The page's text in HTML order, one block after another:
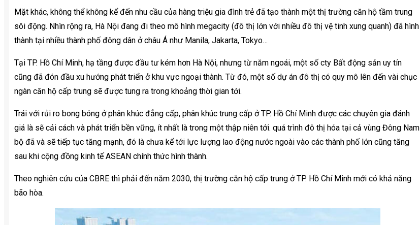
Mặt khác, không thể không kể đến nhu cầu của hàng triệu gia đình trẻ đã tạo thành một thị trường căn hộ tầm trung
sôi động. Nhìn rộng ra, Hà Nội đang đi theo mô hình megacity (đô thị lớn với nhiều đô thị vệ tinh xung quanh) đã hình
thành tại nhiều thành phố đông dân ở châu Á như Manila, Jakarta, Tokyo…
Tại TP. Hồ Chí Minh, hạ tầng được đầu tư kém hơn Hà Nội, nhưng từ năm ngoái, một số cty Bất động sản uy tín
cũng đã đón đầu xu hướng phát triển ở khu vực ngoại thành. Từ đó, một số dự án đô thị có quy mô lên đến vài chục
ngàn căn hộ cấp trung sẽ được tung ra trong khoảng thời gian tới.
Trái với rủi ro bong bóng ở phân khúc đẳng cấp, phân khúc trung cấp ở TP. Hồ Chí Minh được các chuyên gia đánh
giá là sẽ cải cách và phát triển bền vững, ít nhất là trong một thập niên tới. quá trình đô thị hóa tại cả vùng Đông Nam
bộ đã và sẽ tiếp tục tăng mạnh, đó là chưa kể tới lực lượng lao động nước ngoài vào các thành phố lớn cũng tăng
sau khi cộng đồng kinh tế ASEAN chính thức hình thành.
Theo nghiên cứu của CBRE thì phải đến năm 2030, thị trường căn hộ cấp trung ở TP. Hồ Chí Minh mới có khả năng
bão hòa.